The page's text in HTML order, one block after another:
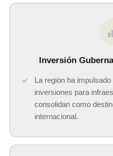
Inversión
La región ha
inversiones para
consolidan como
internacional.